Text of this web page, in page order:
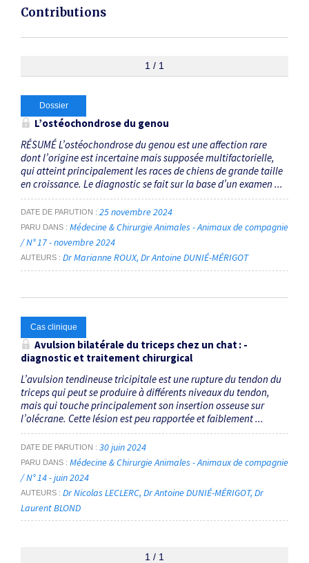
Contributions
1 / 1
Dossier
L’ostéochondrose du genou
RÉSUMÉ L’ostéochondrose du genou est une affection rare
dont l’origine est incertaine mais supposée multifactorielle,
qui atteint principalement les races de chiens de grande taille
en croissance. Le diagnostic se fait sur la base d’un examen ...
DATE DE PARUTION 25 novembre 2024
PARU DANS
Médecine & Chirurgie Animales - Animaux de compagnie
/ N° 17 - novembre 2024
AUTEURS Dr Marianne ROUX Dr Antoine DUNIÉ-MÉRIGOT
Cas clinique
Avulsion bilatérale du triceps chez un chat : ­
diagnostic et traitement chirurgical
L’avulsion tendineuse tricipitale est une rupture du tendon du
triceps qui peut se produire à différents niveaux du tendon,
mais qui touche principalement son insertion osseuse sur
l’olécrane. Cette lésion est peu rapportée et faiblement ...
DATE DE PARUTION 30 juin 2024
PARU DANS
Médecine & Chirurgie Animales - Animaux de compagnie
/ N° 14 - juin 2024
AUTEURS Dr Nicolas LECLERC Dr Antoine DUNIÉ-MÉRIGOT Dr
Laurent BLOND
1 / 1